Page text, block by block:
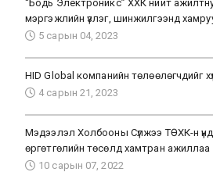
“Бодь Электроникс” ХХК нийт
мэргэжлийн үзлэг, шинжилгээнд
5 сарын 04, 2023
HID Global компанийн төлөөлөгчдийг
4 сарын 21, 2023
Мэдээлэл Холбооны Сүлжээ ТӨХК-н
өргөтгөлийн төсөлд хамтран ажиллаа
10 сарын 07, 2022